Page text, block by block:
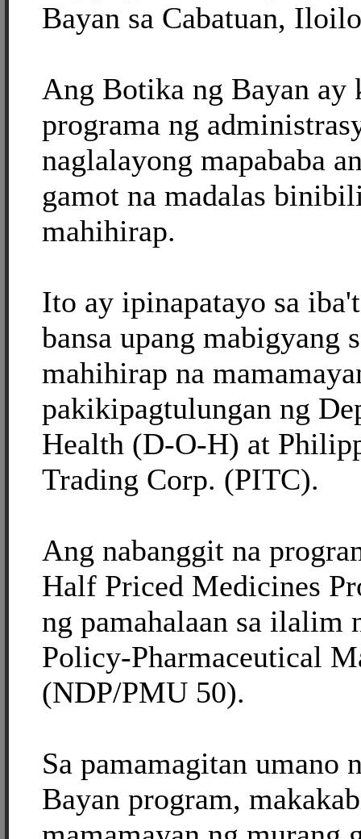
Bayan sa Cabatuan,
Ang Botika ng Bayan ay
programa ng
naglalayong mapababa
gamot na madalas
mahihirap.
Ito ay ipinapatayo sa
bansa upang mabigyang
mahihirap na
pakikipagtulungan ng
Health (D-O-H) at
Trading Corp. (PITC).
Ang nabanggit na
Half Priced Medicines
ng pamahalaan sa ilalim
Policy-Pharmaceutical
(NDP/PMU 50).
Sa pamamagitan umano
Bayan program,